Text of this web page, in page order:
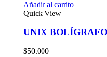
Añadir al carrito
Quick View
UNIX
$50.000